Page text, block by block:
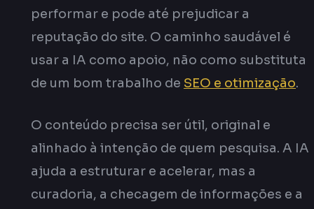
performar e pode até prejudicar a
reputação do site. O caminho saudável é
usar a IA como apoio, não como substituta
de um bom trabalho de SEO e otimização.
O conteúdo precisa ser útil, original e
alinhado à intenção de quem pesquisa. A IA
ajuda a estruturar e acelerar, mas a
curadoria, a checagem de informações e a